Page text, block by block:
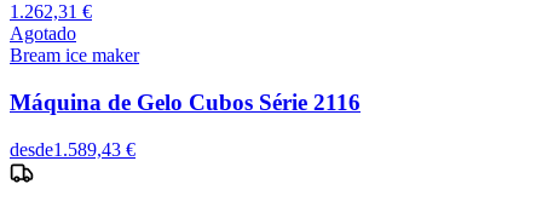
1.262,31 €
Agotado
Bream ice maker
Máquina de Gelo Cubos Série 2116
desde1.589,43 €